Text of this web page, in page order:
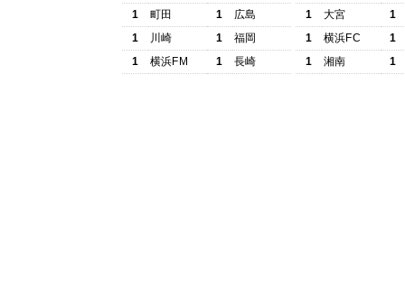
1
町田 1
広島
1
川崎 1
福岡
1
横浜FM 1 長崎
1
大宮
1
1
横浜FC
1
1
湘南 1